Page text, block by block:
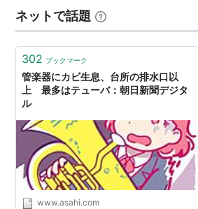
ネットで話題
302 ブックマーク
管楽器にカビ生息、台所の排水口以
上 最多はテューバ：朝日新聞デジタ
ル
www.asahi.com